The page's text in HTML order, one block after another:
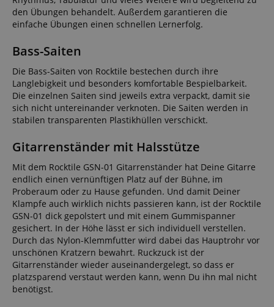
den Übungen behandelt. Außerdem garantieren die
einfache Übungen einen schnellen Lernerfolg.
Bass-Saiten
Die Bass-Saiten von Rocktile bestechen durch ihre
Langlebigkeit und besonders komfortable Bespielbarkeit.
Die einzelnen Saiten sind jeweils extra verpackt, damit sie
sich nicht untereinander verknoten. Die Saiten werden in
stabilen transparenten Plastikhüllen verschickt.
Gitarrenständer mit Halsstütze
Mit dem Rocktile GSN-01 Gitarrenständer hat Deine Gitarre
endlich einen vernünftigen Platz auf der Bühne, im
Proberaum oder zu Hause gefunden. Und damit Deiner
Klampfe auch wirklich nichts passieren kann, ist der Rocktile
GSN-01 dick gepolstert und mit einem Gummispanner
gesichert. In der Höhe lässt er sich individuell verstellen.
Durch das Nylon-Klemmfutter wird dabei das Hauptrohr vor
unschönen Kratzern bewahrt. Ruckzuck ist der
Gitarrenständer wieder auseinandergelegt, so dass er
platzsparend verstaut werden kann, wenn Du ihn mal nicht
benötigst.